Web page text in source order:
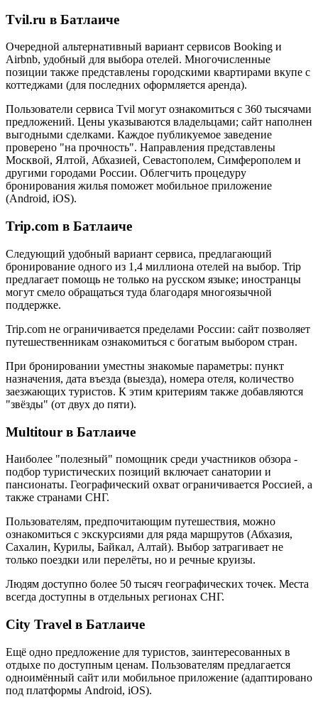
Tvil.ru в Батлаиче
Очередной альтернативный вариант сервисов Booking и
Airbnb, удобный для выбора отелей. Многочисленные
позиции также представлены городскими квартирами вкупе с
коттеджами (для последних оформляется аренда).
Пользователи сервиса Tvil могут ознакомиться с 360 тысячами
предложений. Цены указываются владельцами; сайт наполнен
выгодными сделками. Каждое публикуемое заведение
проверено "на прочность". Направления представлены
Москвой, Ялтой, Абхазией, Севастополем, Симферополем и
другими городами России. Облегчить процедуру
бронирования жилья поможет мобильное приложение
(Android, iOS).
Trip.com в Батлаиче
Следующий удобный вариант сервиса, предлагающий
бронирование одного из 1,4 миллиона отелей на выбор. Trip
предлагает помощь не только на русском языке; иностранцы
могут смело обращаться туда благодаря многоязычной
поддержке.
Trip.com не ограничивается пределами России: сайт позволяет
путешественникам ознакомиться с богатым выбором стран.
При бронировании уместны знакомые параметры: пункт
назначения, дата въезда (выезда), номера отеля, количество
заезжающих туристов. К этим критериям также добавляются
"звёзды" (от двух до пяти).
Multitour в Батлаиче
Наиболее "полезный" помощник среди участников обзора -
подбор туристических позиций включает санатории и
пансионаты. Географический охват ограничивается Россией, а
также странами СНГ.
Пользователям, предпочитающим путешествия, можно
ознакомиться с экскурсиями для ряда маршрутов (Абхазия,
Сахалин, Курилы, Байкал, Алтай). Выбор затрагивает не
только поездки или перелёты, но и речные круизы.
Людям доступно более 50 тысяч географических точек. Места
всегда доступны в отдельных регионах СНГ.
City Travel в Батлаиче
Ещё одно предложение для туристов, заинтересованных в
отдыхе по доступным ценам. Пользователям предлагается
одноимённый сайт или мобильное приложение (адаптировано
под платформы Android, iOS).